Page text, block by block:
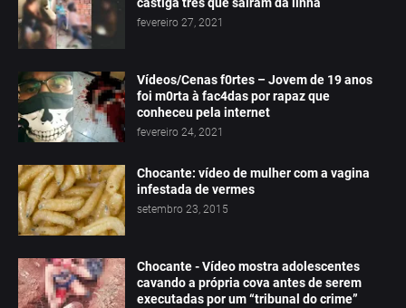
castiga três que saíram da linha
fevereiro 27, 2021
Vídeos/Cenas f0rtes – Jovem de 19 anos
foi m0rta à fac4das por rapaz que
conheceu pela internet
fevereiro 24, 2021
Chocante: vídeo de mulher com a vagina
infestada de vermes
setembro 23, 2015
Chocante - Vídeo mostra adolescentes
cavando a própria cova antes de serem
executadas por um “tribunal do crime”